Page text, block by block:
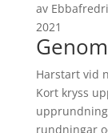
av
2021
Harstart vid
Kort kryss
rundningar